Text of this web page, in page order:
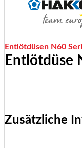
Entlötdüsen N60
Entlötdüse
Zusätzliche